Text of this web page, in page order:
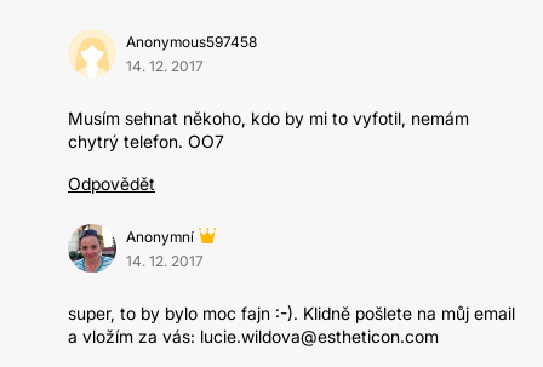
Anonymous597458
14. 12. 2017
Musím sehnat někoho, kdo by mi to vyfotil, nemám
chytrý telefon. OO7
Odpovědět
Anonymní
14. 12. 2017
super, to by bylo moc fajn :-). Klidně pošlete na můj email
a vložím za vás: lucie.wildova@estheticon.com